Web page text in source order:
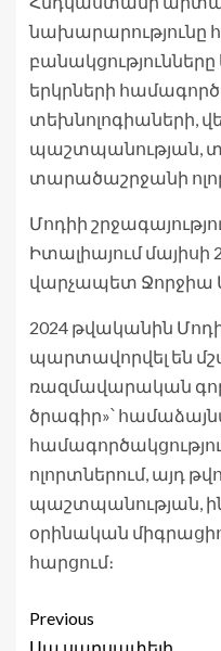
նախարարությունը
երկրների
տեխնոլոգիաների,
պաշտպանության,
տարածաշրջանի
Մոդիի
Իտալիայում մայիսի
վարչապետ Ջորջիա
2024 թվականին
պարտավորվել են
ռազմավարական
ծրագիր»՝
ոլորտներում, այդ
պաշտպանության,
օրինական
հարցում։
Previous